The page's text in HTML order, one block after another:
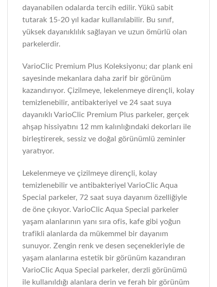
dayanabilen odalarda tercih edilir. Yükü sabit
tutarak 15-20 yıl kadar kullanılabilir. Bu sınıf,
yüksek dayanıklılık sağlayan ve uzun ömürlü olan
parkelerdir.
VarioClic Premium Plus Koleksiyonu; dar plank eni
sayesinde mekanlara daha zarif bir görünüm
kazandırıyor. Çizilmeye, lekelenmeye dirençli, kolay
temizlenebilir, antibakteriyel ve 24 saat suya
dayanıklı VarioClic Premium Plus parkeler, gerçek
ahşap hissiyatını 12 mm kalınlığındaki dekorları ile
birleştirerek, sessiz ve doğal görünümlü zeminler
yaratıyor.
Lekelenmeye ve çizilmeye dirençli, kolay
temizlenebilir ve antibakteriyel VarioClic Aqua
Special parkeler, 72 saat suya dayanım özelliğiyle
de öne çıkıyor. VarioClic Aqua Special parkeler
yaşam alanlarının yanı sıra ofis, kafe gibi yoğun
trafikli alanlarda da mükemmel bir dayanım
sunuyor. Zengin renk ve desen seçenekleriyle de
yaşam alanlarına estetik bir görünüm kazandıran
VarioClic Aqua Special parkeler, derzli görünümü
ile kullanıldığı alanlara derin ve ferah bir görünüm